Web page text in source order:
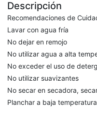
Descripción
Recomendaciones de
Lavar con agua fría
No dejar en remojo
No utilizar agua a alta
No exceder el uso de
No utilizar suavizantes
No secar en secadora,
Planchar a baja